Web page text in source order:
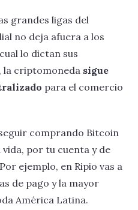
grandes ligas del
no deja afuera a los
lo dictan sus
la criptomoneda sigue
para el comercio
comprando Bitcoin
por tu cuenta y de
ejemplo, en Ripio vas a
de pago y la mayor
América Latina.